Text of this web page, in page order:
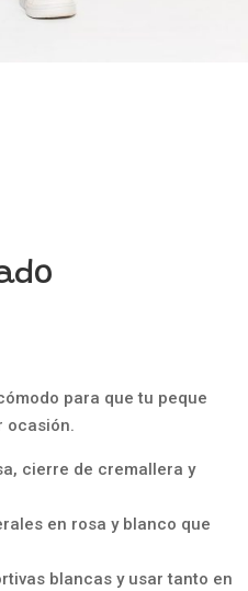
para que tu peque
ocasión.
cierre de cremallera y
en rosa y blanco que
blancas y usar tanto en